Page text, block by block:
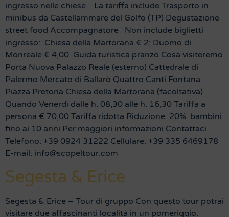
ingresso nelle chiese. La tariffa include Trasporto in
minibus da Castellammare del Golfo (TP) Degustazione
street food Accompagnatore Non include biglietti
ingresso: Chiesa della Martorana € 2; Duomo di
Monreale € 4,00 Guida turistica pranzo Cosa visiteremo
Porta Nuova Palazzo Reale (esterno) Cattedrale di
Palermo Mercato di Ballarò Quattro Canti Fontana
Piazza Pretoria Chiesa della Martorana (facoltativa)
Quando Venerdì dalle h. 08,30 alle h. 16,30 Tariffa a
persona € 70,00 Tariffa ridotta Riduzione 20% bambini
fino ai 10 anni Per maggiori informazioni Contattaci
Telefono: +39 0924 31222 Cellulare: +39 335 6469178
E-mail: info@scopeltour.com
Segesta & Erice
Segesta & Erice – Tour di gruppo Con questo tour potrai
visitare due affascinanti località in un pomeriggio.